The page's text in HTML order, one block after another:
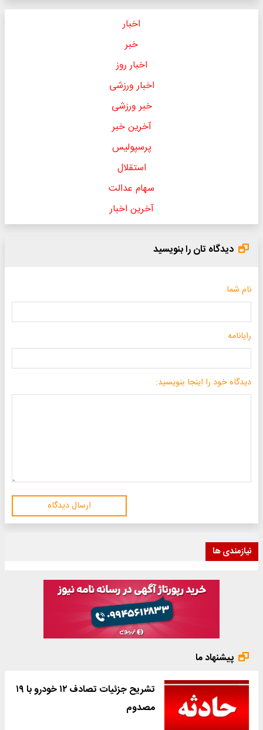
اخبار
خبر
اخبار روز
اخبار ورزشی
خبر ورزشی
آخرین خبر
پرسپولیس
استقلال
سهام عدالت
آخرین اخبار
دیدگاه تان را بنویسید
نام شما
رایانامه
دیدگاه خود را اینجا بنویسید:
ارسال دیدگاه
نیازمندی ها
پیشنهاد ما
تشریح جزئیات تصادف ۱۲ خودرو با ۱۹
مصدوم